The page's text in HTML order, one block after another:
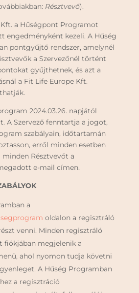
Résztvevő).
a Hűségpont Programot
engedményként kezeli. A Hűség
pontgyűjtő rendszer, amelynél
a Szervezőnél történt
gyűjthetnek, és azt a
a Fit Life Europe Kft.
2024.03.26. napjától
A Szervező fenntartja a jogot,
szabályain, időtartamán
erről minden esetben
Résztvevőt a
e-mail címen.
a
oldalon a regisztráló
venni. Minden regisztráló
fiókjában megjelenik a
ahol nyomon tudja követni
A Hűség Programban
a regisztráció